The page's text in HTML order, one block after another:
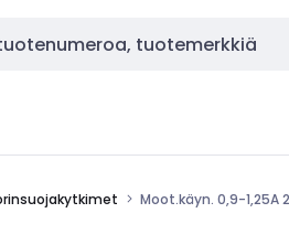
Moot.käyn. 0,9-1,25A